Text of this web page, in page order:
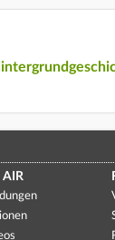
AIR